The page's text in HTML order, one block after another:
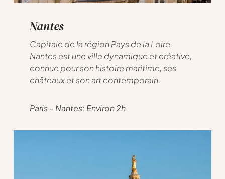
Nantes
Capitale de la région Pays de la Loire,
Nantes est une ville dynamique et créative,
connue pour son histoire maritime, ses
châteaux et son art contemporain.
Paris – Nantes: Environ 2h